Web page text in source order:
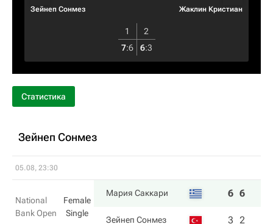
Зейнеп Сонмез Жаклин Кристиан
1
2
7:6 6:3
Статистика
Зейнеп Сонмез
05.08, 23:30
National
Bank Open
Female
Single
Мария Саккари 6 6
Зейнеп Сонмез 3 2